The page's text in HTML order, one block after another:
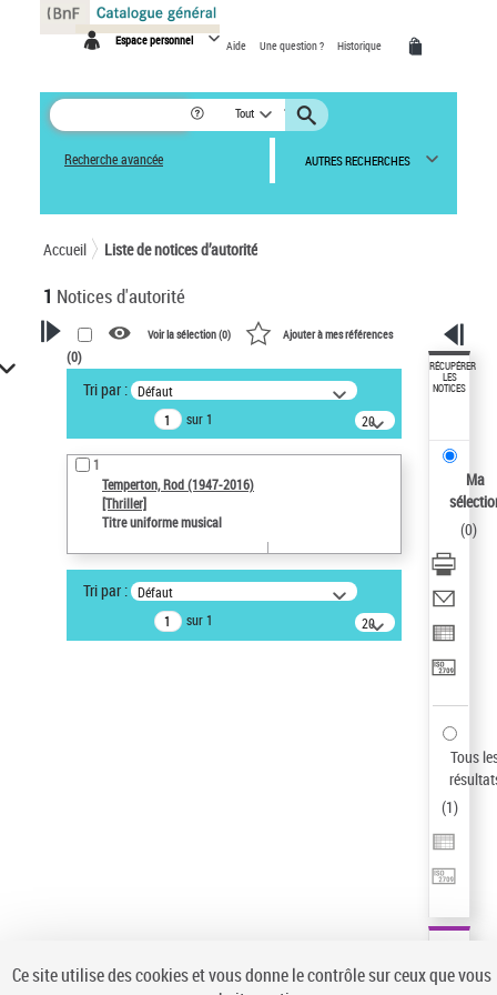
Espace personnel Aide Une question ? Historique
Tout
Recherche avancée AUTRES RECHERCHES
Accueil Liste de notices d’autorité
1 Notices d'autorité
VOTRE RECHERCHE
Recherche avancée dans les
notices d’autorité
Œuvres liées à l'auteur :
Temperton, Rod (1947-2016)
Type de notice d'autorité
Type de notice d'autorité
Voir la sélection (0) Ajouter à mes références
(0)
Tri par : Défaut
sur 1
20
résultats/page
1
Temperton, Rod (1947-2016)
[Thriller]
Titre uniforme musical
Tri par : Défaut
sur 1
20
résultats/page
RÉCUPÉRER
LES
NOTICES
Ma
(0)
Tous
(1)
Panneau de gestion des cookies
Ce site utilise des cookies et vous donne le contrôle sur ceux que vous